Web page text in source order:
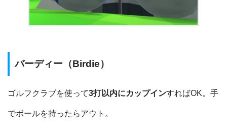
バーディー（Birdie）
ゴルフクラブを使って3打以内にカップインすればOK。手
でボールを持ったらアウト。